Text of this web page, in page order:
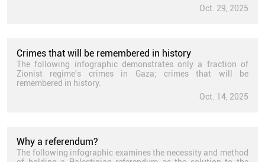
Oct. 29, 2025
Crimes that will be remembered in history
The following infographic demonstrates only a fraction of
Zionist regime's crimes in Gaza; crimes that will be
remembered in history.
Oct. 14, 2025
Why a referendum?
The following infographic examines the necessity and method